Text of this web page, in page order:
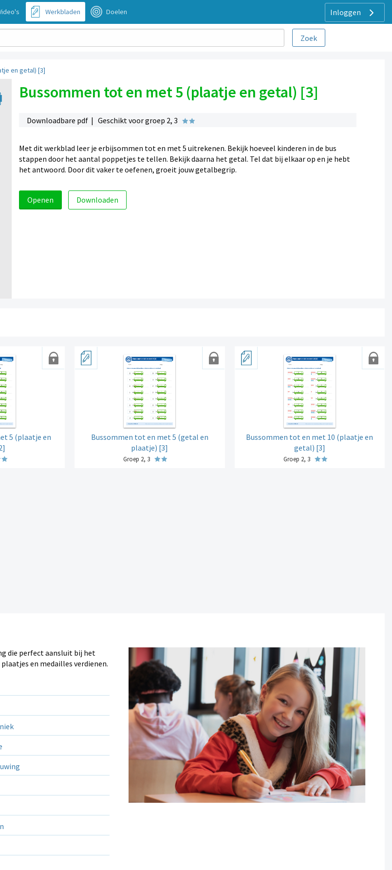
Inloggen
Werkbladen Doelen
en getal) [3]
Bussommen tot en met 5 (plaatje en getal) [3]
Downloadbare pdf | Geschikt voor groep 2, 3
Met dit werkblad leer je erbijsommen tot en met 5 uitrekenen. Bekijk hoeveel kinderen in de bus
stappen door het aantal poppetjes te tellen. Bekijk daarna het getal. Tel dat bij elkaar op en je hebt
het antwoord. Door dit vaker te oefenen, groeit jouw getalbegrip.
Openen Downloaden
5 (plaatje en
Bussommen tot en met 5 (getal en
plaatje) [3]
Groep 2, 3
Bussommen tot en met 10 (plaatje en
getal) [3]
Groep 2, 3
die perfect aansluit bij het
en medailles verdienen.